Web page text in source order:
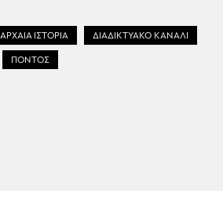
ΑΡΧΑΙΑ ΙΣΤΟΡΙΑ ΔΙΑΔΙΚΤΥΑΚΟ ΚΑΝΑΛΙ
ΠΟΝΤΟΣ